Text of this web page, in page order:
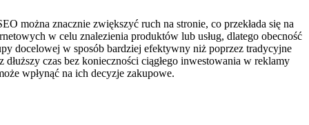
można znacznie zwiększyć ruch na stronie, co przekłada się na
w celu znalezienia produktów lub usług, dlatego obecność
docelowej w sposób bardziej efektywny niż poprzez tradycyjne
czas bez konieczności ciągłego inwestowania w reklamy
wpłynąć na ich decyzje zakupowe.